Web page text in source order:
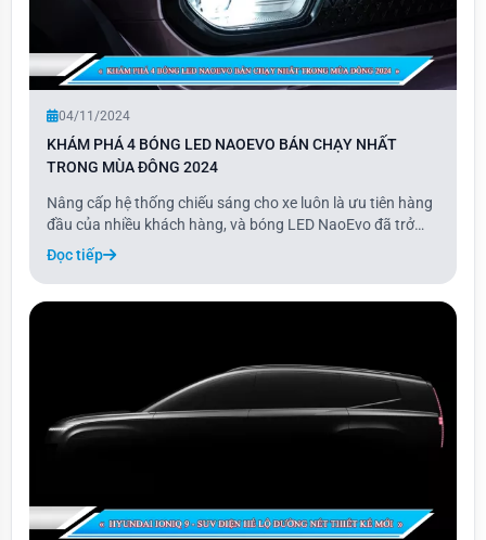
04/11/2024
KHÁM PHÁ 4 BÓNG LED NAOEVO BÁN CHẠY NHẤT
TRONG MÙA ĐÔNG 2024
Nâng cấp hệ thống chiếu sáng cho xe luôn là ưu tiên hàng
đầu của nhiều khách hàng, và bóng LED NaoEvo đã trở
thành lựa chọn phổ biến nhờ chất lượng vượt trội và độ
bền cao. Với khả năng chiếu sáng mạnh mẽ và thiết kế
hiện đại, các dòng bóng LED NaoEvo đáp
Đọc tiếp